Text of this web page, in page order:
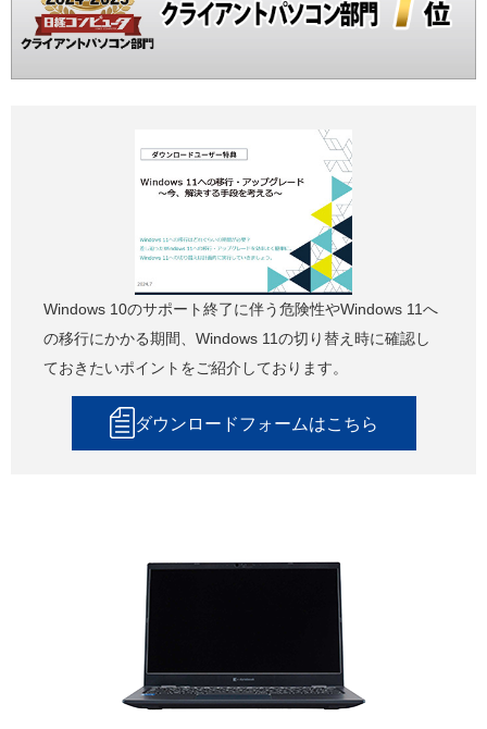
Windows 10のサポート終了に伴う危険性やWindows 11へ
の移行にかかる期間、Windows 11の切り替え時に確認し
ておきたいポイントをご紹介しております。
ダウンロードフォームはこちら